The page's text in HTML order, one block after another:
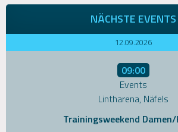
NÄCHSTE EVENTS
12.09.2026
09:00
Events
Lintharena, Näfels
Trainingsweekend Damen/